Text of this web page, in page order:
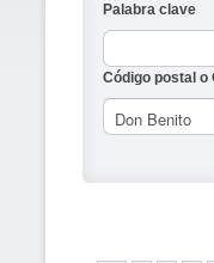
Palabra clave
Código postal o